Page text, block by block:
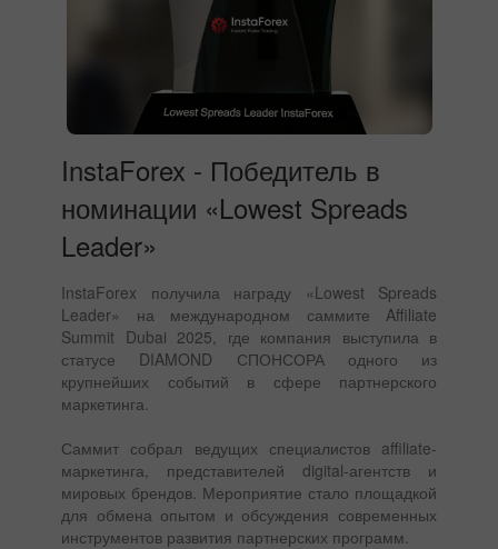
InstaForex - Победитель в
номинации «Lowest Spreads
Leader»
InstaForex получила награду «Lowest Spreads
Leader» на международном саммите Affiliate
Summit Dubai 2025, где компания выступила в
статусе DIAMOND СПОНСОРА одного из
крупнейших событий в сфере партнерского
маркетинга.
Саммит собрал ведущих специалистов affiliate-
маркетинга, представителей digital-агентств и
мировых брендов. Мероприятие стало площадкой
для обмена опытом и обсуждения современных
инструментов развития партнерских программ.